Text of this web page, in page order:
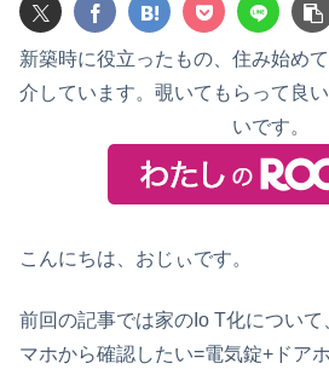
新築時に役立ったもの、住み始め
介しています。覗いてもらって良
いです。
こんにちは、おじぃです。
前回の記事では家のIo T化について
マホから確認したい=電気錠+ドア